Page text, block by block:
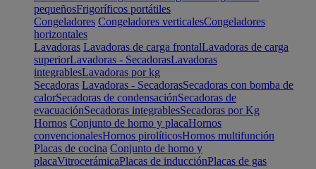
pequeñosFrigoríficos portátiles
Congeladores Congeladores verticalesCongeladores
horizontales
Lavadoras Lavadoras de carga frontalLavadoras de carga
superiorLavadoras - SecadorasLavadoras
integrablesLavadoras por kg
Secadoras Lavadoras - SecadorasSecadoras con bomba de
calorSecadoras de condensaciónSecadoras de
evacuaciónSecadoras integrablesSecadoras por Kg
Hornos Conjunto de horno y placaHornos
convencionalesHornos pirolíticosHornos multifunción
Placas de cocina Conjunto de horno y
placaVitrocerámicaPlacas de inducciónPlacas de gas